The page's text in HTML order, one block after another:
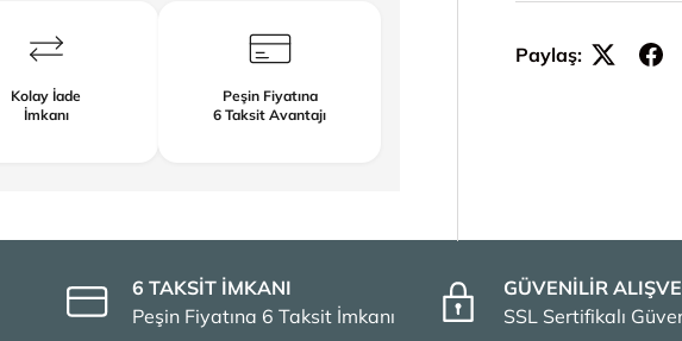
Paylaş:
Kolay İade
İmkanı
Peşin Fiyatına
6 Taksit Avantajı
6 TAKSİT İMKANI
Peşin Fiyatına 6 Taksit İmkanı
GÜVENİLİR
SSL Sertifikalı